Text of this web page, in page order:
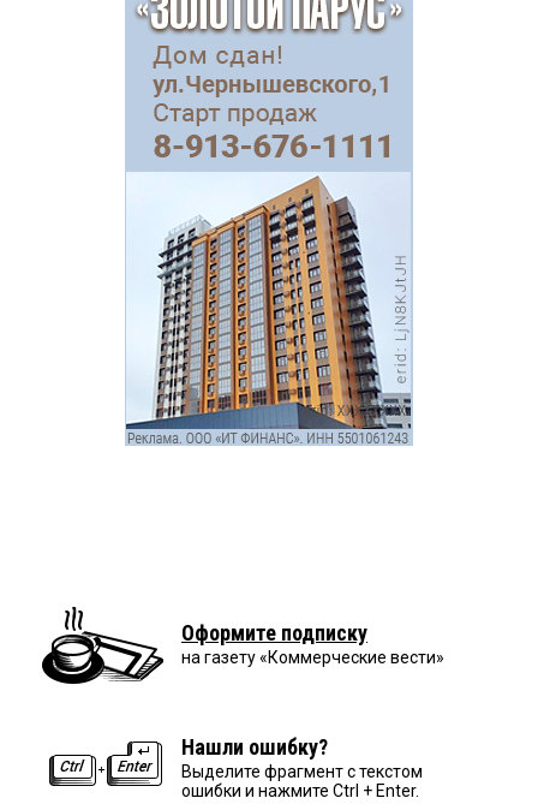
Оформите подписку
на газету «Коммерческие вести»
Нашли ошибку?
Выделите фрагмент с текстом
ошибки и нажмите Ctrl + Enter.